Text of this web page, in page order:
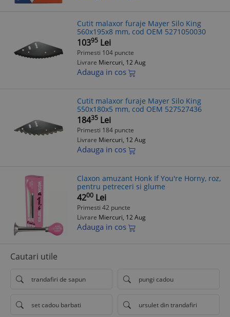
Cutit malaxor furaje Mayer Silo King
560x195x8 mm, cod OEM 5271050030
10395 Lei
Primesti 104 puncte
Livrare Miercuri, 12 Aug
Adauga in cos
Cutit malaxor furaje Mayer Silo King
550x180x5 mm, cod OEM 527527436
18435 Lei
Primesti 184 puncte
Livrare Miercuri, 12 Aug
Adauga in cos
Claxon amuzant Honk If You're Horny, roz,
pentru petreceri si glume
4200 Lei
Primesti 42 puncte
Livrare Miercuri, 12 Aug
Adauga in cos
Cautari utile
trandafiri de sapun pungi cadou
set cadou barbati ursulet din trandafiri